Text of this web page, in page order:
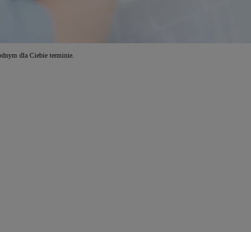
dla Ciebie terminie.